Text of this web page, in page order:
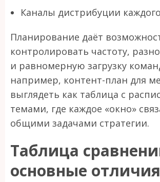
Каналы дистрибуции
Планирование даёт
контролировать частоту,
и равномерную загрузку
например, контент-план для
выглядеть как таблица с
темами, где каждое «окно»
общими задачами стратегии.
Таблица
основные отличия